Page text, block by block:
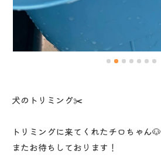
犬のトリミング✂️
トリミングに来てくれたチロちゃん🐶
またお待ちしております！